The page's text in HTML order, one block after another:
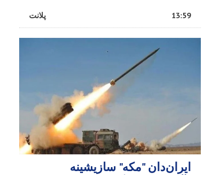
پلانت 13:59
ایران‌دان "مکه" سازیشینه